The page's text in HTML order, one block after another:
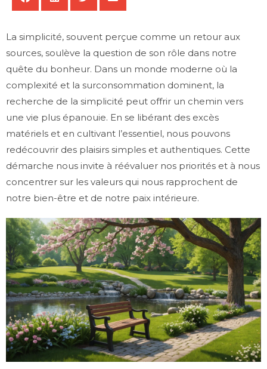
La simplicité, souvent perçue comme un retour aux
sources, soulève la question de son rôle dans notre
quête du bonheur. Dans un monde moderne où la
complexité et la surconsommation dominent, la
recherche de la simplicité peut offrir un chemin vers
une vie plus épanouie. En se libérant des excès
matériels et en cultivant l’essentiel, nous pouvons
redécouvrir des plaisirs simples et authentiques. Cette
démarche nous invite à réévaluer nos priorités et à nous
concentrer sur les valeurs qui nous rapprochent de
notre bien-être et de notre paix intérieure.